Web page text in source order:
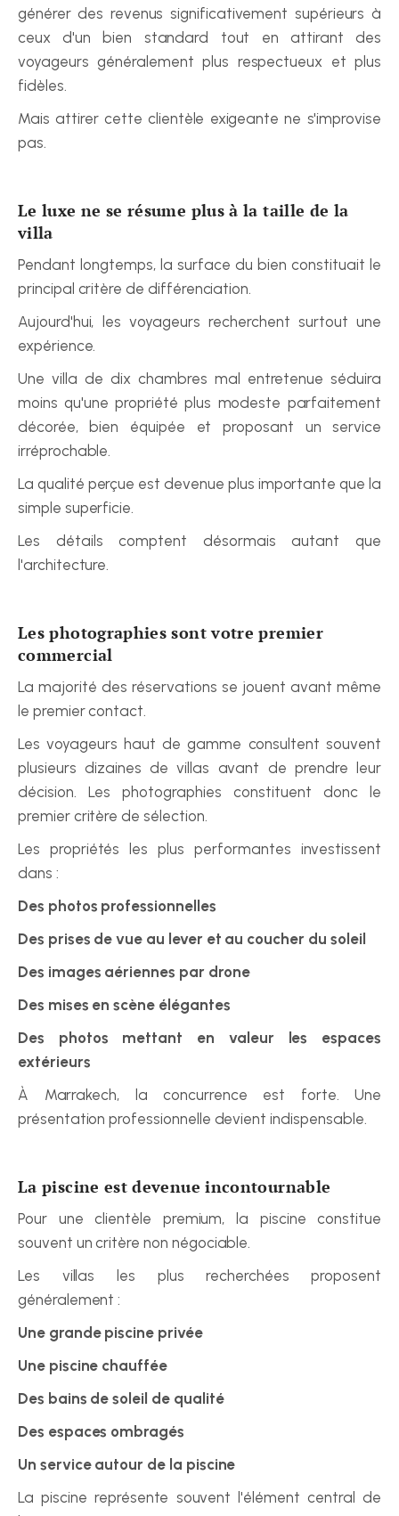
générer des revenus significativement supérieurs à
ceux d'un bien standard tout en attirant des
voyageurs généralement plus respectueux et plus
fidèles.
Mais attirer cette clientèle exigeante ne s'improvise
pas.
Le luxe ne se résume plus à la taille de la
villa
Pendant longtemps, la surface du bien constituait le
principal critère de différenciation.
Aujourd'hui, les voyageurs recherchent surtout une
expérience.
Une villa de dix chambres mal entretenue séduira
moins qu'une propriété plus modeste parfaitement
décorée, bien équipée et proposant un service
irréprochable.
La qualité perçue est devenue plus importante que la
simple superficie.
Les détails comptent désormais autant que
l'architecture.
Les photographies sont votre premier
commercial
La majorité des réservations se jouent avant même
le premier contact.
Les voyageurs haut de gamme consultent souvent
plusieurs dizaines de villas avant de prendre leur
décision. Les photographies constituent donc le
premier critère de sélection.
Les propriétés les plus performantes investissent
dans :
Des photos professionnelles
Des prises de vue au lever et au coucher du soleil
Des images aériennes par drone
Des mises en scène élégantes
Des photos mettant en valeur les espaces
extérieurs
À Marrakech, la concurrence est forte. Une
présentation professionnelle devient indispensable.
La piscine est devenue incontournable
Pour une clientèle premium, la piscine constitue
souvent un critère non négociable.
Les villas les plus recherchées proposent
généralement :
Une grande piscine privée
Une piscine chauffée
Des bains de soleil de qualité
Des espaces ombragés
Un service autour de la piscine
La piscine représente souvent l'élément central de